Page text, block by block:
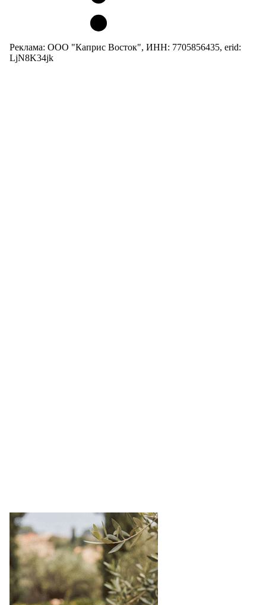
Реклама: ООО "Каприс Восток", ИНН: 7705856435, erid:
LjN8K34jk